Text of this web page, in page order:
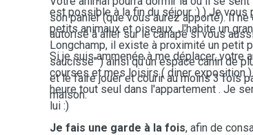
est possible à la fin du séjour :) ) Je
petits animaux et oiseaux. J'habite un
Longchamp, il existe à proximité un petit
saucisse" ) ainsi qu'un espace canin de
et le faire jouer et courir au moins 3 fois
maison.
son panier (que vous aurez apporté). Il
autorisé à aller sur le canapé si vous
Si je suis ammenée à me déplacer, votre
courses et mes loisirs ( diner exposition
heure tout seul dans l'appartement . Je
lui :)
Je fais une garde à la fois, afin de